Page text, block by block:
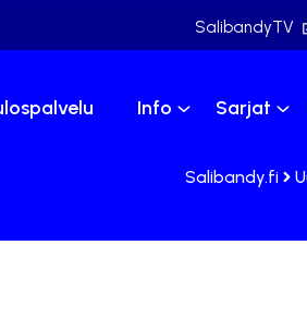
SalibandyTV
Info Sarjat
Salibandy.fi